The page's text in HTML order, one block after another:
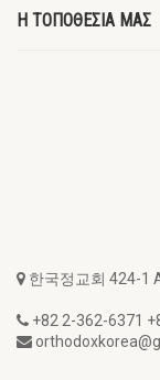
Η ΤΟΠΟΘΕΣΙΑ ΜΑΣ
한국정교회 424-1
+82 2-362-6371